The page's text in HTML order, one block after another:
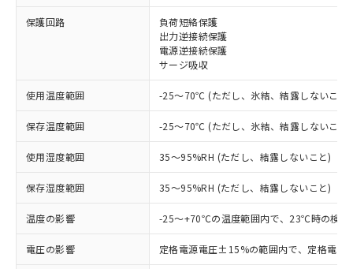
保護回路
負荷短絡保護
出力逆接続保護
電源逆接続保護
サージ吸収
使用温度範囲 -25～70℃ (ただし、氷結、結露しないこと)
保存温度範囲 -25～70℃ (ただし、氷結、結露しないこと)
使用湿度範囲 35～95%RH (ただし、結露しないこと)
保存湿度範囲 35～95%RH (ただし、結露しないこと)
温度の影響 -25～+70℃の温度範囲内で、23℃時の検
電圧の影響 定格電源電圧±15%の範囲内で、定格電
ご利用条件
以下の条件をお読みいただき、同意のうえ
本サービスは、当社制御機器事業取扱
商品の当社在庫状況および標準価格
(税抜)を提供させていただくもので
当社制御機器事業取扱商品の中には、
本サービスの対象外となる商品もある
ことをご了承ください。
対応済み：EU RoHS指令（10物質）の
非含有に対応した製品が提供可能な商品で
対応予定：EU RoHS指令（10物質）の非含
有に対応した製品に切り替える予定のある
商品です。
対応予定なし：EU RoHS指令（10物質）の
非含有に非対応の商品で、対応品を出す予
定はありません。
調査・確認中：EU RoHS指令（10物質）の
非含有の対応状況を調査中または確認中の
商品です。
非該当品：ライセンス料など無形物で、有
害物質有無と関係のない商品です。
仕入先様の事情により、非含有部品として
いたものが、含有品と判明した場合などや
※1 中国RoHS○×表
「○」：最大均質材料含有率が中国RoHSの
基準値以下であることを示します。
「×」：最大均質材料含有率が中国RoHSの
基準値を超えていることを示します。
当社は、これら貴社製品のうち、外国